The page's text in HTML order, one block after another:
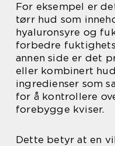
For eksempel er
tørr hud som
hyaluronsyre og
forbedre
annen side er det
eller kombinert
ingredienser som
for å kontrollere
forebygge kviser.
Dette betyr at en